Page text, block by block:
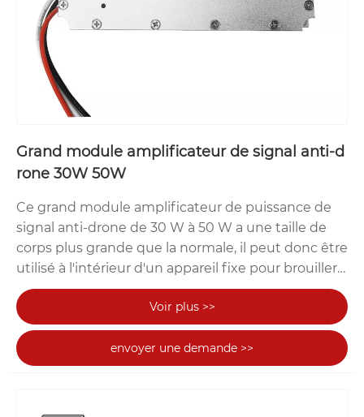
Grand module amplificateur de signal anti-d
rone 30W 50W
Ce grand module amplificateur de puissance de
signal anti-drone de 30 W à 50 W a une taille de
corps plus grande que la normale, il peut donc être
utilisé à l'intérieur d'un appareil fixe pour brouiller
les signaux de drone pendant une période plus
longue. Sa largeur est de 59 mm et son épaisseur
de 20 mm. TeXin est le concepteur et fabricant
original d'amplificateur de puissance de signal
anti-drone, et nous pouvons personnaliser
Voir plus >>
envoyer une demande >>